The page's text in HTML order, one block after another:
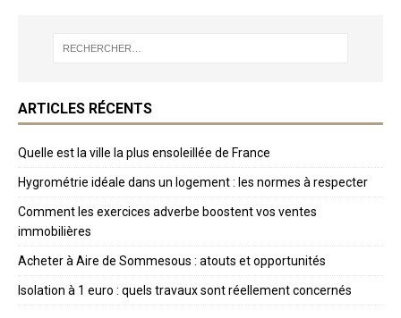
ARTICLES RÉCENTS
Quelle est la ville la plus ensoleillée de France
Hygrométrie idéale dans un logement : les normes à respecter
Comment les exercices adverbe boostent vos ventes
immobilières
Acheter à Aire de Sommesous : atouts et opportunités
Isolation à 1 euro : quels travaux sont réellement concernés